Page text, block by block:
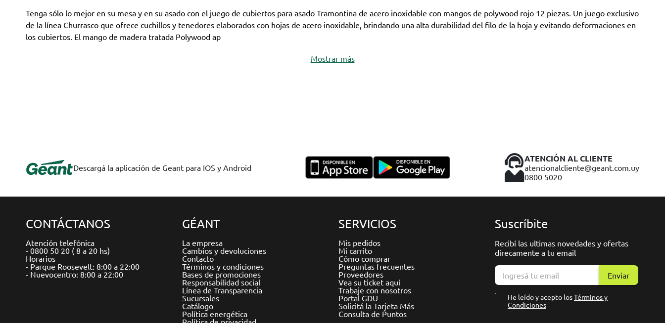
Tenga sólo lo mejor en su mesa y en su asado con el juego de cubiertos para asado Tramontina de acero inoxidable con mangos de polywood rojo 12 piezas. Un juego exclusivo
de la línea Churrasco que ofrece cuchillos y tenedores elaborados con hojas de acero inoxidable, brindando una alta durabilidad del filo de la hoja y evitando deformaciones en
los cubiertos. El mango de madera tratada Polywood ap
Mostrar más
Descargá la aplicación de Geant para IOS y Android
ATENCIÓN AL CLIENTE
atencionalcliente@geant.com.uy
0800 5020
CONTÁCTANOS
Atención telefónica
- 0800 50 20 ( 8 a 20 hs)
Horarios
- Parque Roosevelt: 8:00 a 22:00
- Nuevocentro: 8:00 a 22:00
GÉANT
La empresa
Cambios y devoluciones
Contacto
Términos y condiciones
Bases de promociones
Responsabilidad social
Línea de Transparencia
Sucursales
Catálogo
Política energética
SERVICIOS
Mis pedidos
Mi carrito
Cómo comprar
Preguntas frecuentes
Proveedores
Vea su ticket aquí
Trabaje con nosotros
Portal GDU
Solicitá la Tarjeta Más
Consulta de Puntos
Suscríbite
Recibí las ultimas novedades y ofertas
direcamente a tu email
Enviar
He leído y acepto losTérminos y
Condiciones